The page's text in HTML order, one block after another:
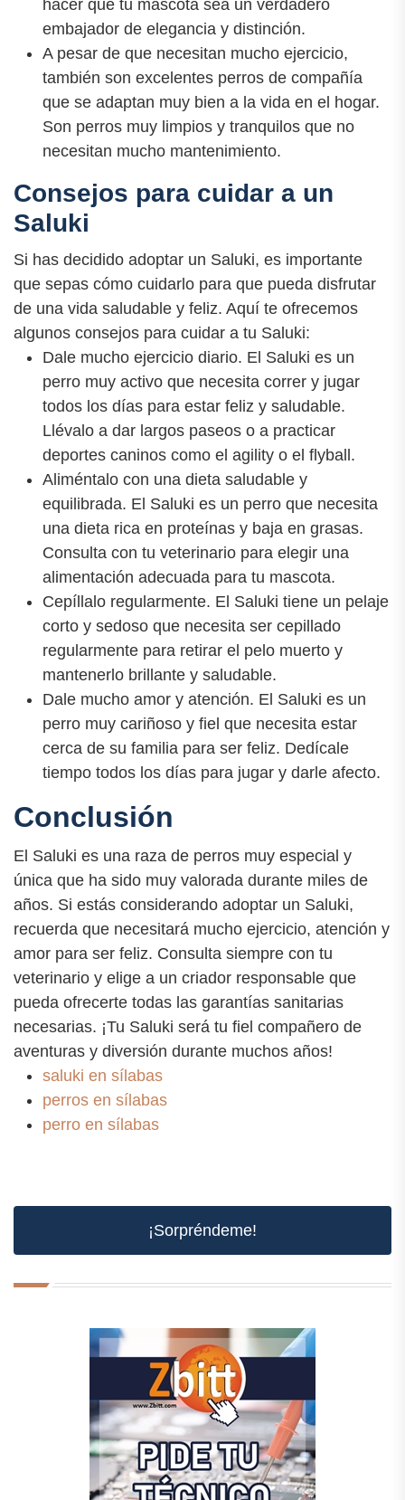
hacer que tu mascota sea un verdadero
embajador de elegancia y distinción.
A pesar de que necesitan mucho ejercicio,
también son excelentes perros de compañía
que se adaptan muy bien a la vida en el hogar.
Son perros muy limpios y tranquilos que no
necesitan mucho mantenimiento.
Consejos para cuidar a un
Saluki
Si has decidido adoptar un Saluki, es importante
que sepas cómo cuidarlo para que pueda disfrutar
de una vida saludable y feliz. Aquí te ofrecemos
algunos consejos para cuidar a tu Saluki:
Dale mucho ejercicio diario. El Saluki es un
perro muy activo que necesita correr y jugar
todos los días para estar feliz y saludable.
Llévalo a dar largos paseos o a practicar
deportes caninos como el agility o el flyball.
Aliméntalo con una dieta saludable y
equilibrada. El Saluki es un perro que necesita
una dieta rica en proteínas y baja en grasas.
Consulta con tu veterinario para elegir una
alimentación adecuada para tu mascota.
Cepíllalo regularmente. El Saluki tiene un pelaje
corto y sedoso que necesita ser cepillado
regularmente para retirar el pelo muerto y
mantenerlo brillante y saludable.
Dale mucho amor y atención. El Saluki es un
perro muy cariñoso y fiel que necesita estar
cerca de su familia para ser feliz. Dedícale
tiempo todos los días para jugar y darle afecto.
Conclusión
El Saluki es una raza de perros muy especial y
única que ha sido muy valorada durante miles de
años. Si estás considerando adoptar un Saluki,
recuerda que necesitará mucho ejercicio, atención y
amor para ser feliz. Consulta siempre con tu
veterinario y elige a un criador responsable que
pueda ofrecerte todas las garantías sanitarias
necesarias. ¡Tu Saluki será tu fiel compañero de
aventuras y diversión durante muchos años!
saluki en sílabas
perros en sílabas
perro en sílabas
¡Sorpréndeme!